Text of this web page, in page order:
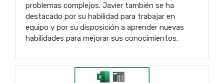
problemas complejos. Javier también se ha
destacado por su habilidad para trabajar en
equipo y por su disposición a aprender nuevas
habilidades para mejorar sus conocimientos.